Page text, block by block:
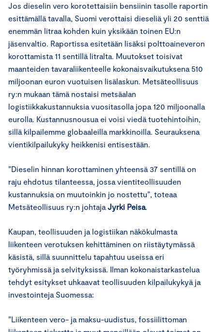
Jos dieselin vero korotettaisiin bensiinin tasolle raportin
esittämällä tavalla, Suomi verottaisi dieseliä yli 20 senttiä
enemmän litraa kohden kuin yksikään toinen EU:n
jäsenvaltio. Raportissa esitetään lisäksi polttoaineveron
korottamista 11 sentillä litralta. Muutokset toisivat
maanteiden tavaraliikenteelle kokonaisvaikutuksena 510
miljoonan euron vuotuisen lisälaskun. Metsäteollisuus
ry:n mukaan tämä nostaisi metsäalan
logistiikkakustannuksia vuositasolla jopa 120 miljoonalla
eurolla. Kustannusnousua ei voisi viedä tuotehintoihin,
sillä kilpailemme globaaleilla markkinoilla. Seurauksena
vientikilpailukyky heikkenisi entisestään.
”Dieselin hinnan korottaminen yhteensä 37 sentillä on
raju ehdotus tilanteessa, jossa vientiteollisuuden
kustannuksia on muutoinkin jo nostettu”, toteaa
Metsäteollisuus ry:n johtaja Jyrki Peisa
Kaupan, teollisuuden ja logistiikan näkökulmasta
liikenteen verotuksen kehittäminen on riistäytymässä
käsistä, sillä suunnittelu tapahtuu useissa eri
työryhmissä ja selvityksissä. Ilman kokonaistarkastelua
tehdyt esitykset uhkaavat teollisuuden kilpailukykyä ja
investointeja Suomessa:
”Liikenteen vero- ja maksu-uudistus, fossiilittoman